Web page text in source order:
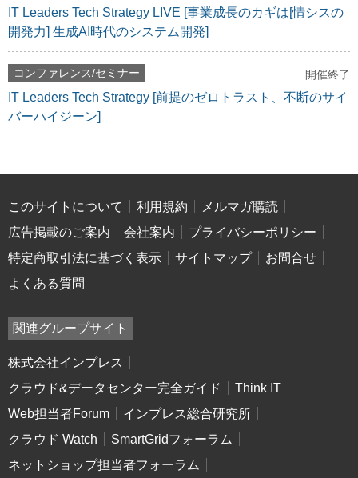
IT Leaders Tech Strategy LIVE [事業成長のカギは[情シスの
開発力] 生成AI時代のシステム開発]
コンファレンス/セミナー 開催終了
IT Leaders Tech Strategy [前提のゼロトラスト、不断のサイ
バーハイジーン]
このサイトについて 利用規約
メルマガ購読
広告掲載のご案内
会社案内
プライバシーポリシー
特定商取引法に基づく表示
サイトマップ
お問合せ
よくある質問
関連グループサイト
株式会社インプレス
クラウド&データセンター完全ガイド
Think IT
Web担当者Forum
インプレス総合研究所
クラウド Watch
SmartGridフォーラム
ネットショップ担当者フォーラム